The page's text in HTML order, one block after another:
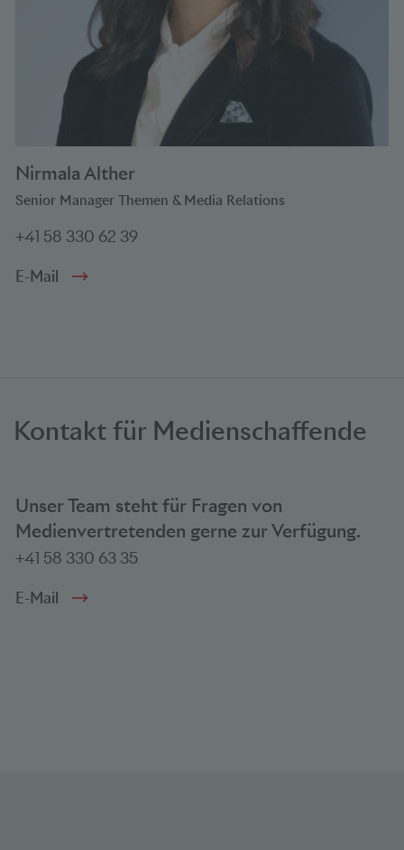
Nirmala Alther
Senior Manager Themen & Media Relations
+41 58 330 62 39
E-Mail
Kontakt für Medienschaffende
Unser Team steht für Fragen von
Medienvertretenden gerne zur Verfügung.
+41 58 330 63 35
E-Mail